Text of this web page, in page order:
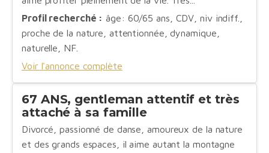
Profil recherché : âge: 60/65 ans, CDV, niv indiff.,
proche de la nature, attentionnée, dynamique,
naturelle, NF.
Voir l'annonce complète
67 ANS, gentleman attentif et très
attaché à sa famille
Divorcé, passionné de danse, amoureux de la nature
et des grands espaces, il aime autant la montagne